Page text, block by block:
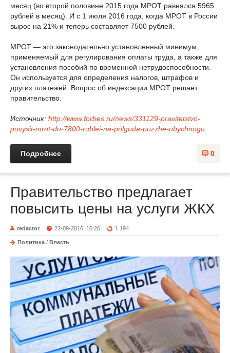
месяц (во второй половине 2015 года МРОТ равнялся 5965
рублей в месяц). И с 1 июля 2016 года, когда МРОТ в России
вырос на 21% и теперь составляет 7500 рублей.
МРОТ — это законодательно установленный минимум,
применяемый для регулирования оплаты труда, а также для
установления пособий по временной нетрудоспособности.
Он используется для определения налогов, штрафов и
других платежей. Вопрос об индексации МРОТ решает
правительство.
Источник: http://www.forbes.ru/news/331129-pravitelstvo-
povysit-mrot-do-7800-rublei-na-polgoda-pozzhe-obychnogo
0
Подробнее
Правительство предлагает
повысить цены на услуги ЖКХ
redactor 22-09-2016, 10:26 1 194
Политика / Власть